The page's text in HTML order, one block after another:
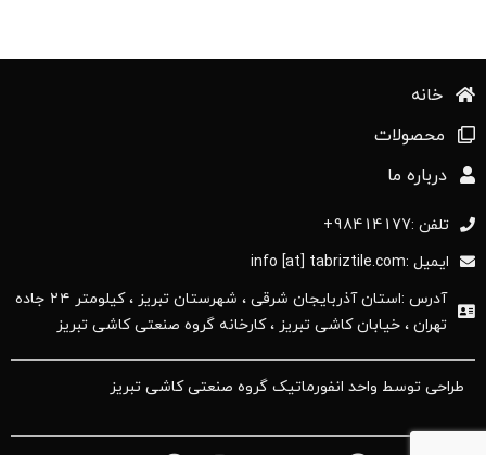
خانه
محصولات
درباره ما
تلفن :98414177+
ایمیل :info [at] tabriztile.com
آدرس :استان آذربایجان ‌شرقی ، شهرستان تبریز ، کیلومتر ۲۴ جاده
تهران ، خیابان کاشی تبریز ، کارخانه گروه صنعتی کاشی تبریز
طراحی توسط واحد انفورماتیک گروه صنعتی کاشی تبریز